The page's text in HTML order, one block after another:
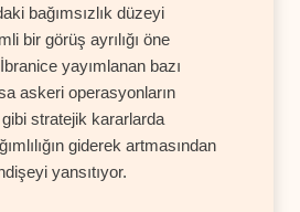
bağımsızlık düzeyi
bir görüş ayrılığı öne
yayımlanan bazı
askeri operasyonların
gibi stratejik kararlarda
giderek artmasından
yansıtıyor.